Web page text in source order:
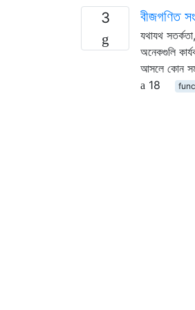
3 বীজগণিত
যথাযথ
অনেকগুলি
আসলে কোন
18